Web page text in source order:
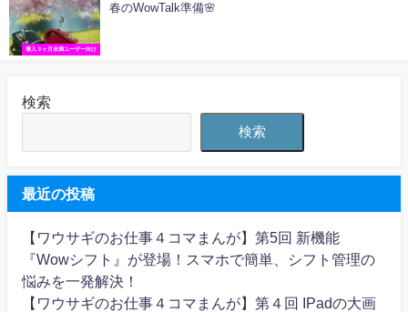
導入３ヶ月未満ユーザー向け
春のWowTalk準備🌸
検索
検索
最近の投稿
【ワウサギのお仕事４コマまんが】第5回 新機能
『Wowシフト』が登場！スマホで簡単、シフト管理の
悩みを一発解決！
【ワウサギのお仕事４コマまんが】第４回 IPadの大画